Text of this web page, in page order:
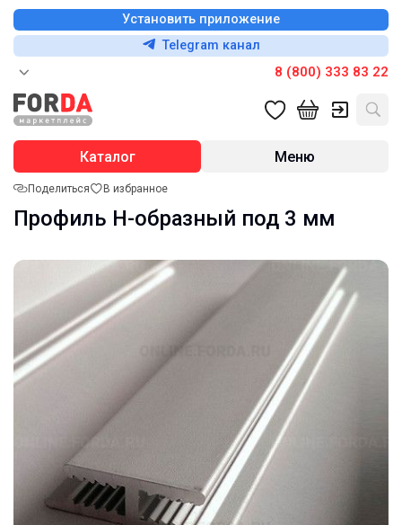
Установить приложение
Telegram канал
8 (800) 333 83 22
Каталог Меню
Поделиться В избранное
Профиль H-образный под 3 мм